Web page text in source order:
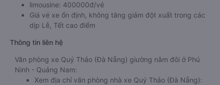
limousine: 400000đ/vé
Giá vé xe ổn định, không tăng giảm đột xuất trong các
dịp Lễ, Tết cao điểm
Thông tin liên hệ
Văn phòng xe Quý Thảo (Đà Nẵng) giường nằm đôi ở Phú
Ninh - Quảng Nam:
Xem địa chỉ văn phòng nhà xe Quý Thảo (Đà Nẵng):